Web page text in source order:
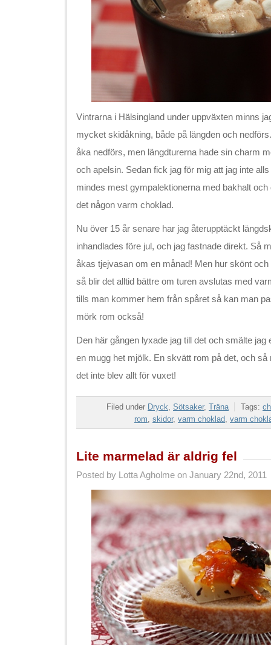
Vintrarna i Hälsingland under uppväxten minns
mycket skidåkning, både på längden och
åka nedförs, men längdturerna hade sin charm
och apelsin. Sedan fick jag för mig att jag inte
mindes mest gympalektionerna med bakhalt och
det någon varm choklad.
Nu över 15 år senare har jag återupptäckt
inhandlades före jul, och jag fastnade direkt. Så
åkas tjejvasan om en månad! Men hur skönt
så blir det alltid bättre om turen avslutas med
tills man kommer hem från spåret så kan man
mörk rom också!
Den här gången lyxade jag till det och smälte
en mugg het mjölk. En skvätt rom på det, och
det inte blev allt för vuxet!
Filed under Dryck, Sötsaker, Träna Tags:
rom, skidor, varm choklad, varm
Lite marmelad är aldrig fel
Posted by Lotta Agholme on January 22nd, 2011